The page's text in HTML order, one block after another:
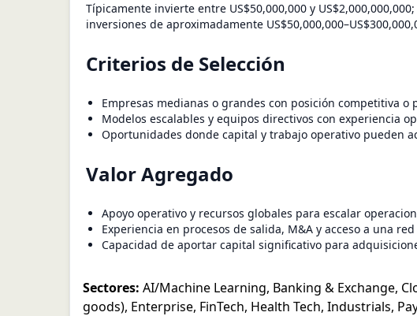
Típicamente invierte entre US$50,000,000 y
inversiones de aproximadamente
Criterios de Selección
Empresas medianas o grandes con posición competitiva
Modelos escalables y equipos directivos con experiencia
Oportunidades donde capital y trabajo operativo pueden
Valor Agregado
Apoyo operativo y recursos globales para escalar
Experiencia en procesos de salida, M&A y acceso a una
Capacidad de aportar capital significativo para
Sectores: AI/Machine Learning, Banking & Exchange,
goods), Enterprise, FinTech, Health Tech, Industrials,